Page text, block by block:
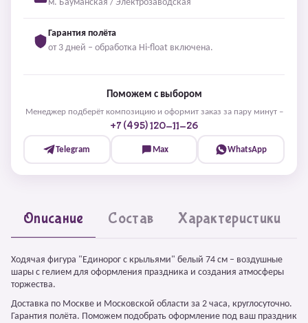
м. Бауманская / Электрозаводская
Гарантия полёта
от 3 дней – обработка Hi-float включена.
Поможем с выбором
Менеджер подберёт композицию и оформит заказ за пару минут –
+7 (495) 120-11-26
Telegram Max WhatsApp
Описание Состав Характеристики
Ходячая фигура "Единорог с крыльями" белый 74 см – воздушные
шары с гелием для оформления праздника и создания атмосферы
торжества.
Доставка по Москве и Московской области за 2 часа, круглосуточно.
Гарантия полёта. Поможем подобрать оформление под ваш праздник